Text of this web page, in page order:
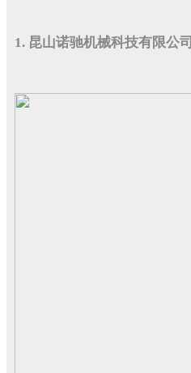
1. 昆山诺驰机械科技有限公司